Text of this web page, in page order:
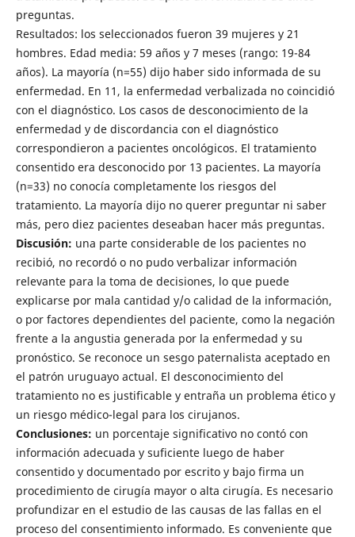
preguntas.
Resultados: los seleccionados fueron 39 mujeres y 21
hombres. Edad media: 59 años y 7 meses (rango: 19-84
años). La mayoría (n=55) dijo haber sido informada de su
enfermedad. En 11, la enfermedad verbalizada no coincidió
con el diagnóstico. Los casos de desconocimiento de la
enfermedad y de discordancia con el diagnóstico
correspondieron a pacientes oncológicos. El tratamiento
consentido era desconocido por 13 pacientes. La mayoría
(n=33) no conocía completamente los riesgos del
tratamiento. La mayoría dijo no querer preguntar ni saber
más, pero diez pacientes deseaban hacer más preguntas.
Discusión: una parte considerable de los pacientes no
recibió, no recordó o no pudo verbalizar información
relevante para la toma de decisiones, lo que puede
explicarse por mala cantidad y/o calidad de la información,
o por factores dependientes del paciente, como la negación
frente a la angustia generada por la enfermedad y su
pronóstico. Se reconoce un sesgo paternalista aceptado en
el patrón uruguayo actual. El desconocimiento del
tratamiento no es justificable y entraña un problema ético y
un riesgo médico-legal para los cirujanos.
Conclusiones: un porcentaje significativo no contó con
información adecuada y suficiente luego de haber
consentido y documentado por escrito y bajo firma un
procedimiento de cirugía mayor o alta cirugía. Es necesario
profundizar en el estudio de las causas de las fallas en el
proceso del consentimiento informado. Es conveniente que